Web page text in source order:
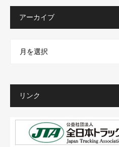
アーカイブ
月を選択
リンク